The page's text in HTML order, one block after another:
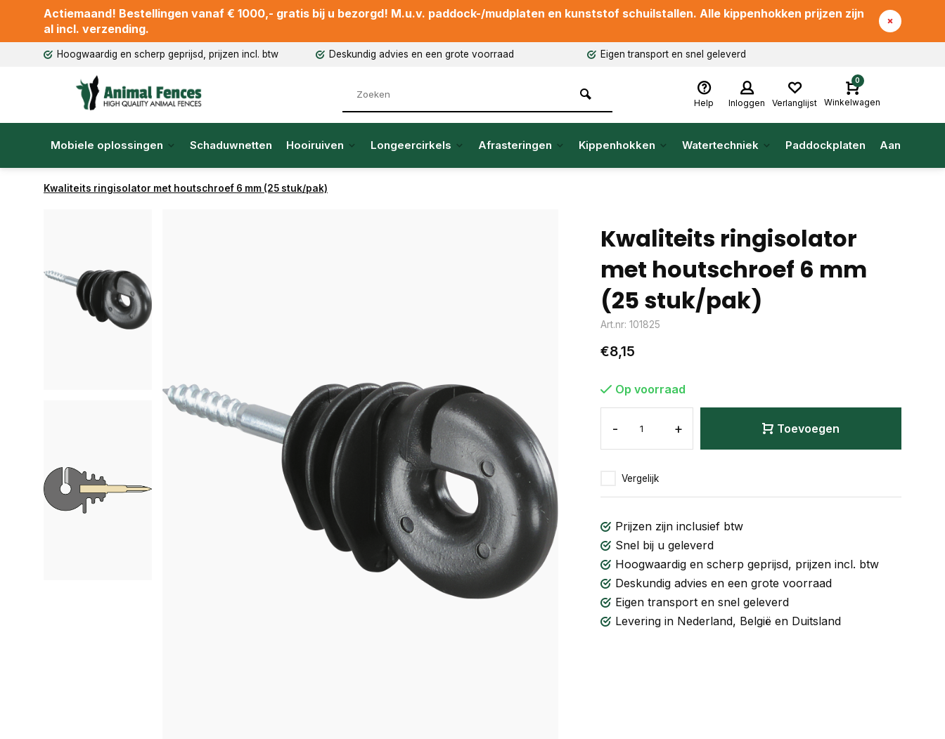
Actiemaand! Bestellingen vanaf € 1000,- gratis bij u bezorgd! M.u.v. paddock-/mudplaten en kunststof schuilstallen. Alle kippenhokken prijzen zijn
al incl. verzending.
Hoogwaardig en scherp geprijsd, prijzen incl. btw Deskundig advies en een grote voorraad Eigen transport en snel geleverd
Help Inloggen Verlanglijst
0
Winkelwagen
Mobiele oplossingen Schaduwnetten Hooiruiven Longeercirkels Afrasteringen Kippenhokken Watertechniek Paddockplaten
Kwaliteits ringisolator met houtschroef 6 mm (25 stuk/pak)
Kwaliteits ringisolator
met houtschroef 6 mm
(25 stuk/pak)
Art.nr: 101825
€8,15
Op voorraad
- + Toevoegen
Vergelijk
Prijzen zijn inclusief btw
Snel bij u geleverd
Hoogwaardig en scherp geprijsd, prijzen incl. btw
Deskundig advies en een grote voorraad
Eigen transport en snel geleverd
Levering in Nederland, België en Duitsland